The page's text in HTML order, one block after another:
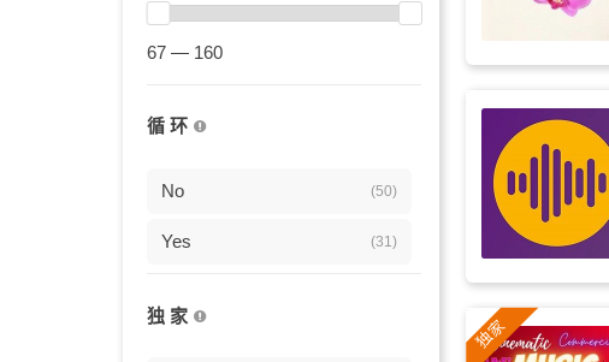
古筝
励志 (11)
琵琶 (11)
67 — 160
循 环
No (50)
Yes (31)
独 家